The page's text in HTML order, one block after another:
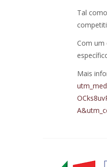
Tal
Com um
Mais